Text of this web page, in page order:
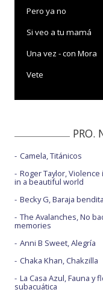
Pero ya no
Si veo a tu mamá
Una vez - con Mora
Vete
PRO.
Camela, Titánicos
Roger Taylor, Violence
in a beautiful world
Becky G, Baraja bendita
The Avalanches, No
memories
Anni B Sweet, Alegría
Chaka Khan, Chakzilla
La Casa Azul, Fauna y
subacuática